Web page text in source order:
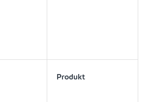
Produkt